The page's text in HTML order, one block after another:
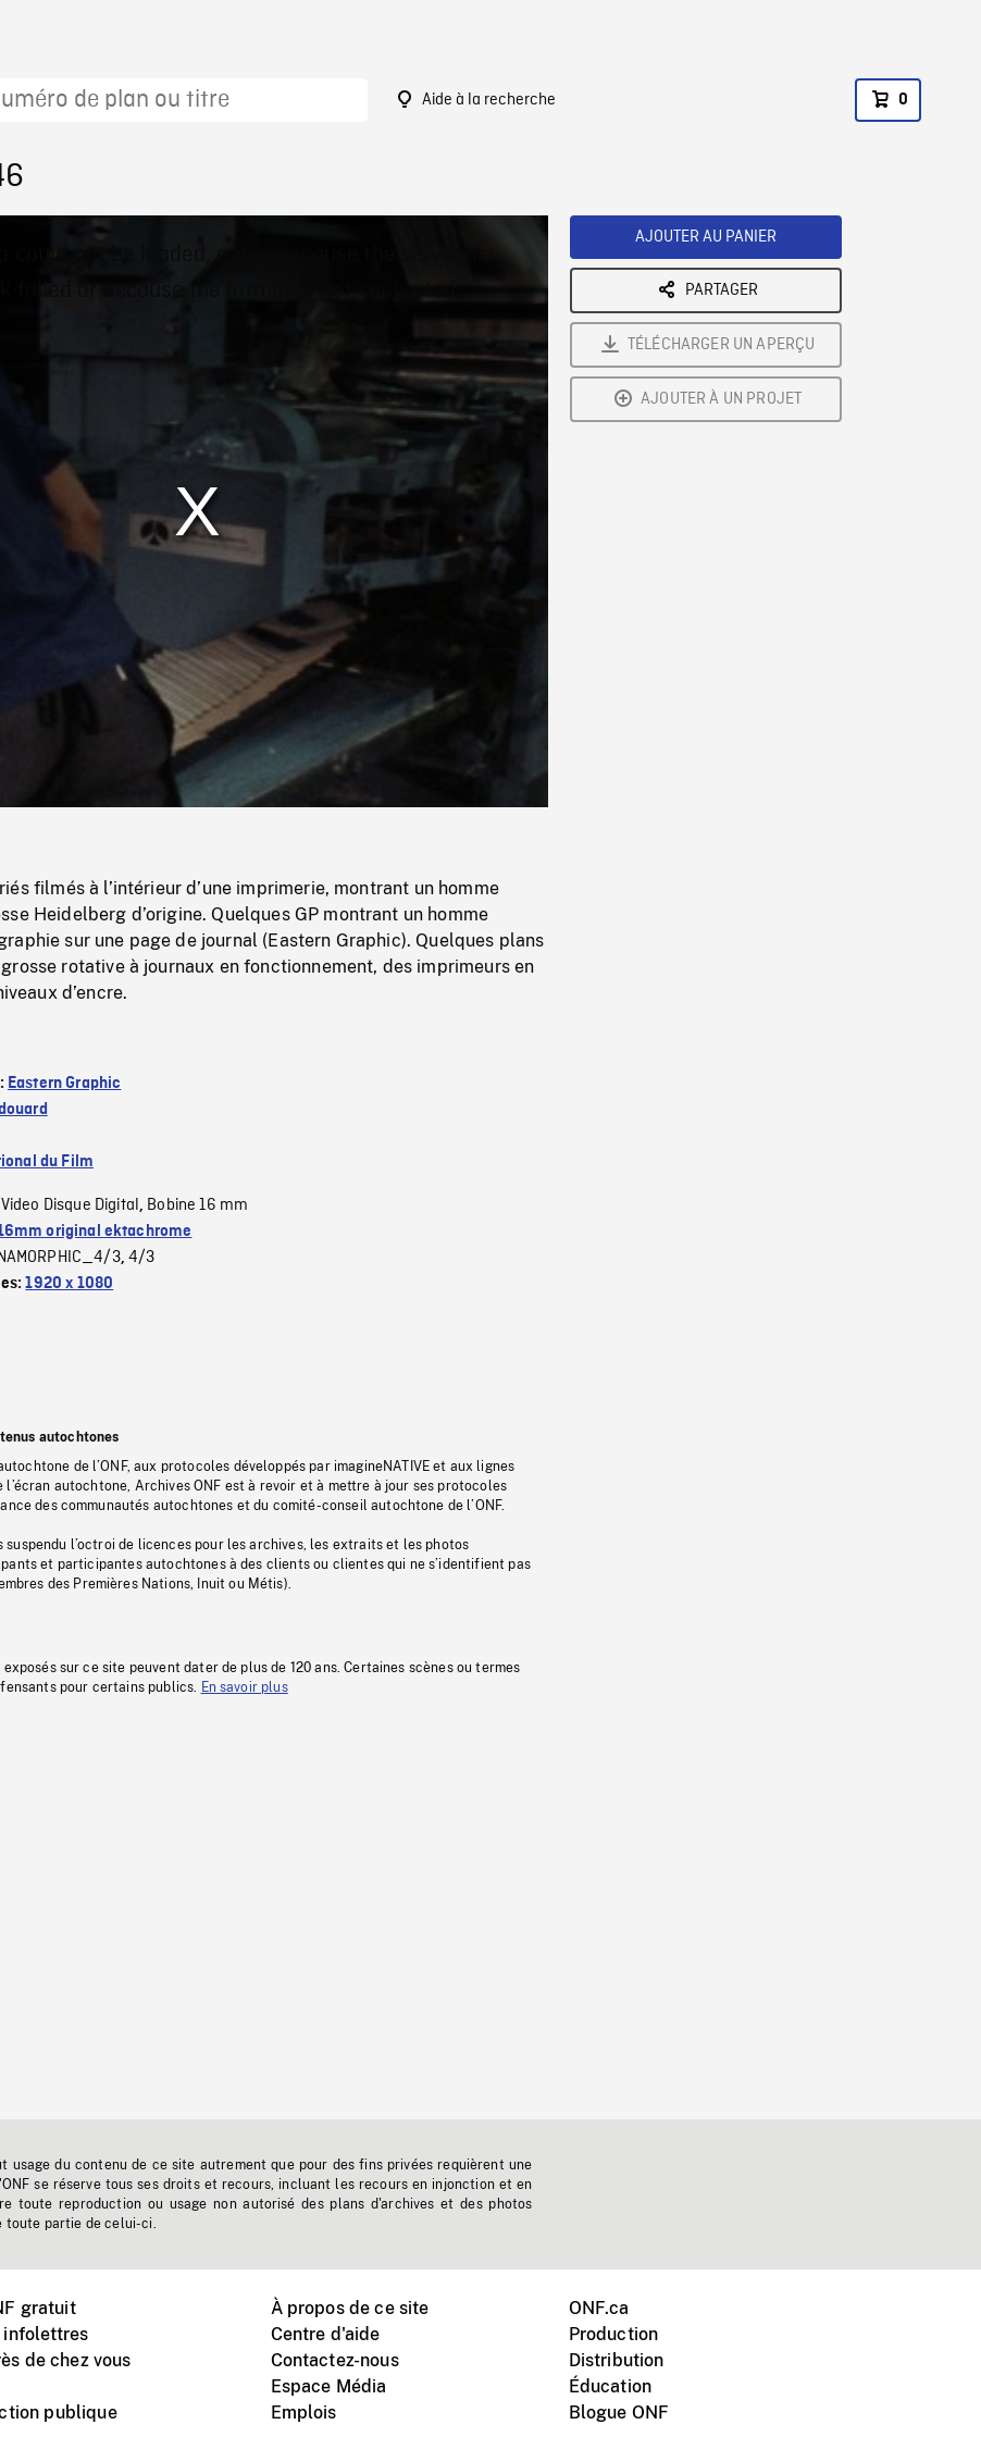
Aide à la recherche 0
/
0%
Rate
failed or because the format is not supported.
filmés à l’intérieur d’une imprimerie, montrant un homme
Heidelberg d’origine. Quelques GP montrant un homme
sur une page de journal (Eastern Graphic). Quelques plans
rotative à journaux en fonctionnement, des imprimeurs en
d’encre.
Eastern Graphic
du Film
Video Disque Digital, Bobine 16 mm
original ektachrome
3,4/3
1920 x 1080
autochtones
de l’ONF, aux protocoles développés par imagineNATIVE et aux lignes
autochtone, Archives ONF est à revoir et à mettre à jour ses protocoles
des communautés autochtones et du comité-conseil autochtone de l’ONF.
suspendu l’octroi de licences pour les archives, les extraits et les photos
et participantes autochtones à des clients ou clientes qui ne s’identifient pas
des Premières Nations, Inuit ou Métis).
exposés sur ce site peuvent dater de plus de 120 ans. Certaines scènes ou termes
pour certains publics.
En savoir plus
AJOUTER AU PANIER
PARTAGER
TÉLÉCHARGER UN APERÇU
AJOUTER À UN PROJET
usage du contenu de ce site autrement que pour des fins privées requièrent une
se réserve tous ses droits et recours, incluant les recours en injonction et en
toute reproduction ou usage non autorisé des plans d'archives et des photos
toute partie de celui-ci.
gratuit
infolettres
de chez vous
publique
À propos de ce site
Centre d'aide
Contactez-nous
Espace Média
Emplois
ONF.ca
Production
Distribution
Éducation
Blogue ONF